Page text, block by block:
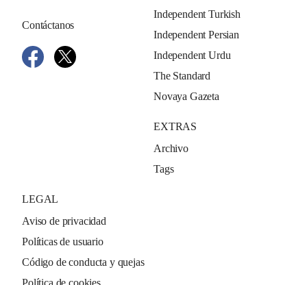
Contáctanos
Independent Turkish
Independent Persian
Independent Urdu
The Standard
Novaya Gazeta
EXTRAS
Archivo
Tags
LEGAL
Aviso de privacidad
Políticas de usuario
Código de conducta y quejas
Política de cookies